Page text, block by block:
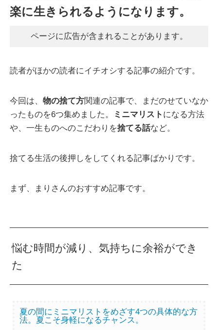
楽に生きられるようになります。
ページに広告が含まれることがあります。
読者がほかの読者にイチオシする記事の紹介です。
今回は、 物の捨て方関連の記事で、まだのせていなか
ったものを6つ集めました。
ミニマリスト になる方法
や、一生ものへのこだわりを捨てる話など。
捨てる生活の後押しをしてくれる記事ばかりです。
まず、まりさんのおすすめ記事です。
悩む時間が減り、気持ちに余裕ができ
た
夏の間にミニマリストをめざす4つの具体的な方
法。夏こそ身軽になるチャンス。